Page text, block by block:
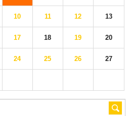
10 11 12 13
17 18 19 20
24 25 26 27